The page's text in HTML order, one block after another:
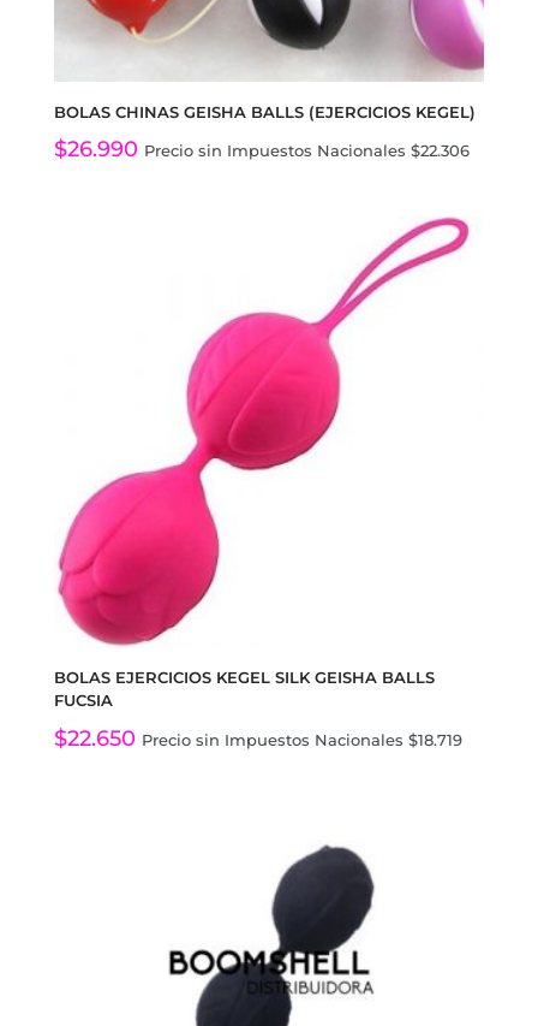
BOLAS CHINAS GEISHA BALLS (EJERCICIOS KEGEL)
$26.990 Precio sin Impuestos Nacionales $22.306
BOLAS EJERCICIOS KEGEL SILK GEISHA BALLS
FUCSIA
$22.650 Precio sin Impuestos Nacionales $18.719